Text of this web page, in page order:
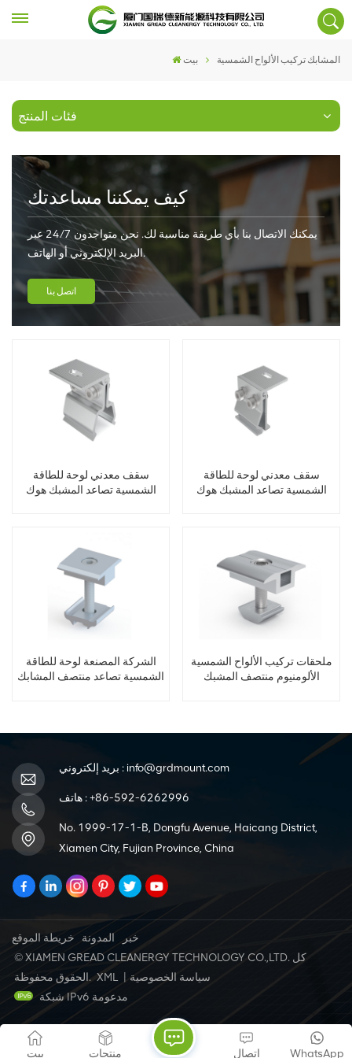
بيت المشابك تركيب الألواح الشمسية
فئات المنتج
كيف يمكننا مساعدتك
يمكنك الاتصال بنا بأي طريقة مناسبة لك. نحن متواجدون 24/7 عبر
البريد الإلكتروني أو الهاتف.
اتصل بنا
سقف معدني لوحة للطاقة
الشمسية تصاعد المشبك هوك
سقف معدني لوحة للطاقة
الشمسية تصاعد المشبك هوك
الشركة المصنعة لوحة للطاقة
الشمسية تصاعد منتصف المشابك
ملحقات تركيب الألواح الشمسية
الألومنيوم منتصف المشبك
بريد إلكتروني : info@grdmount.com
هاتف :+86-592-6262996
No. 1999-17-1-B, Dongfu Avenue, Haicang District,
Xiamen City, Fujian Province, China
خريطة الموقع المدونة
خبر
© XIAMEN GREAD CLEANERGY TECHNOLOGY CO.,LTD. كل
الحقوق محفوظة. XML
سياسة الخصوصية
شبكة IPv6 مدعومة
بيت منتجات WhatsApp اتصال